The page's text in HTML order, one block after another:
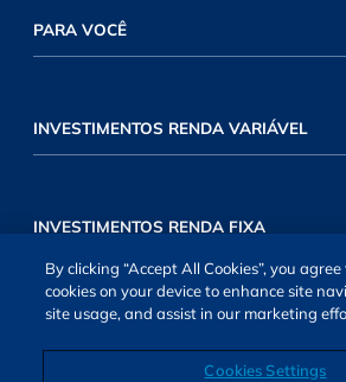
PARA VOCÊ
INVESTIMENTOS RENDA VARIÁVEL
INVESTIMENTOS RENDA FIXA
By clicking “Accept All Cookies”, you
cookies on your device to enhance site
site usage, and assist in our marketing
Cookies Settings